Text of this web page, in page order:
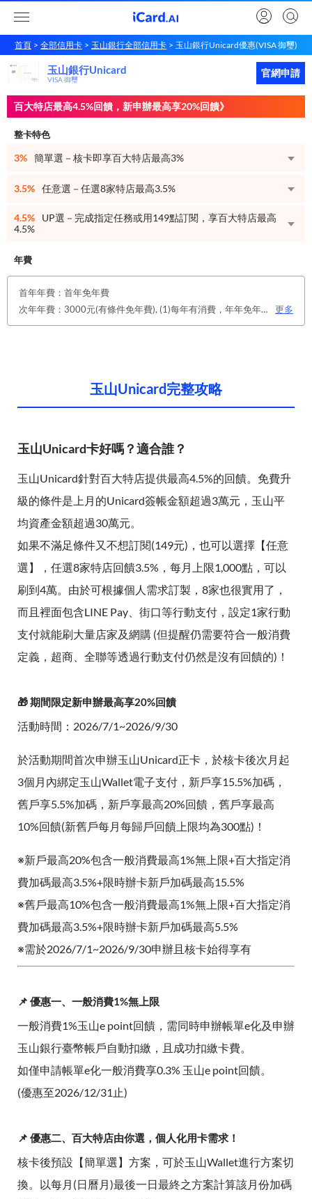
首頁 全部信用卡 玉山銀行全部信用卡 玉山銀行Unicard優惠(VISA 御璽)
玉山銀行Unicard 立即申請
玉山銀行Unicard
VISA 御璽
官網申請
百大特店最高4.5%回饋，新申辦最高享20%回饋》
整卡特色
3% 簡單選－核卡即享百大特店最高3%
3.5% 任意選－任選8家特店最高3.5%
4.5%
UP選－完成指定任務或用149點訂閱，享百大特店最高
4.5%
年費
首年年費：首年免年費
次年年費：3000元(有條件免年費), (1)每年有消費，年年免年費。或(2)同時使用玉山帳戶自動扣繳信用卡款及帳單e化期間享免年費優惠。
更多
玉山Unicard完整攻略
玉山Unicard卡好嗎？適合誰？
玉山Unicard針對百大特店提供最高4.5%的回饋。免費升
級的條件是上月的Unicard簽帳金額超過3萬元，玉山平
均資產金額超過30萬元。
如果不滿足條件又不想訂閱(149元)，也可以選擇【任意
選】，任選8家特店回饋3.5%，每月上限1,000點，可以
刷到4萬。由於可根據個人需求訂製，8家也很實用了，
而且裡面包含LINE Pay、街口等行動支付，設定1家行動
支付就能刷大量店家及網購 (但提醒仍需要符合一般消費
定義，超商、全聯等透過行動支付仍然是沒有回饋的)！
🎁 期間限定新申辦最高享20%回饋
活動時間：2026/7/1~2026/9/30
於活動期間首次申辦玉山Unicard正卡，於核卡後次月起
3個月內綁定玉山Wallet電子支付，新戶享15.5%加碼，
舊戶享5.5%加碼，新戶享最高20%回饋，舊戶享最高
10%回饋(新舊戶每月每歸戶回饋上限均為300點)！
※新戶最高20%包含一般消費最高1%無上限+百大指定消
費加碼最高3.5%+限時辦卡新戶加碼最高15.5%
※舊戶最高10%包含一般消費最高1%無上限+百大指定消
費加碼最高3.5%+限時辦卡新戶加碼最高5.5%
※需於2026/7/1~2026/9/30申辦且核卡始得享有
📌 優惠一、一般消費1%無上限
一般消費1%玉山e point回饋，需同時申辦帳單e化及申辦
玉山銀行臺幣帳戶自動扣繳，且成功扣繳卡費。
如僅申請帳單e化一般消費享0.3% 玉山e point回饋。
(優惠至2026/12/31止)
📌 優惠二、百大特店由你選，個人化用卡需求！
核卡後預設【簡單選】方案，可於玉山Wallet進行方案切
換。以每月(日曆月)最後一日最終之方案計算該月份加碼